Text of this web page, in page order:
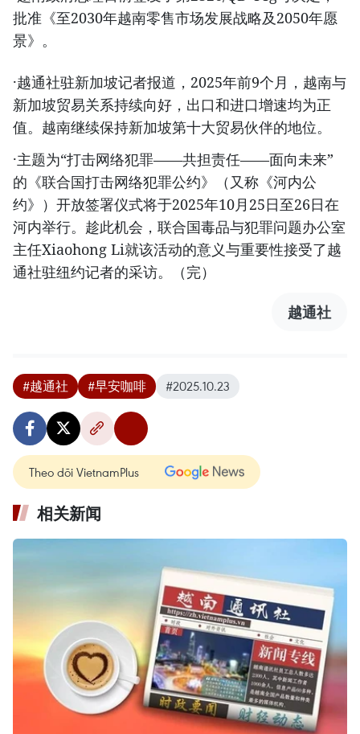
批准《至2030年越南零售市场发展战略及2050年愿
景》。
·越通社驻新加坡记者报道，2025年前9个月，越南与
新加坡贸易关系持续向好，出口和进口增速均为正
值。越南继续保持新加坡第十大贸易伙伴的地位。
·主题为“打击网络犯罪——共担责任——面向未来”
的《联合国打击网络犯罪公约》（又称《河内公
约》）开放签署仪式将于2025年10月25日至26日在
河内举行。趁此机会，联合国毒品与犯罪问题办公室
主任Xiaohong Li就该活动的意义与重要性接受了越
通社驻纽约记者的采访。（完）
越通社
#越通社 #早安咖啡 #2025.10.23
Theo dõi VietnamPlus
相关新闻